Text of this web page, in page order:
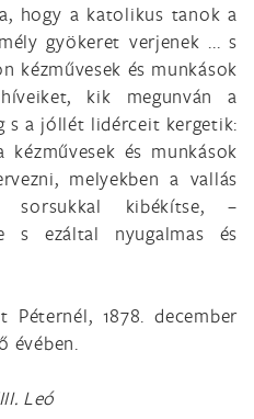
hogy a katolikus tanok a
gyökeret verjenek ... s
kézművesek és munkások
kik megunván a
s a jóllét lidérceit kergetik:
és munkások
melyekben a vallás
sorsukkal kibékítse, –
s ezáltal nyugalmas és
Péternél, 1878. december
évében.
Leó